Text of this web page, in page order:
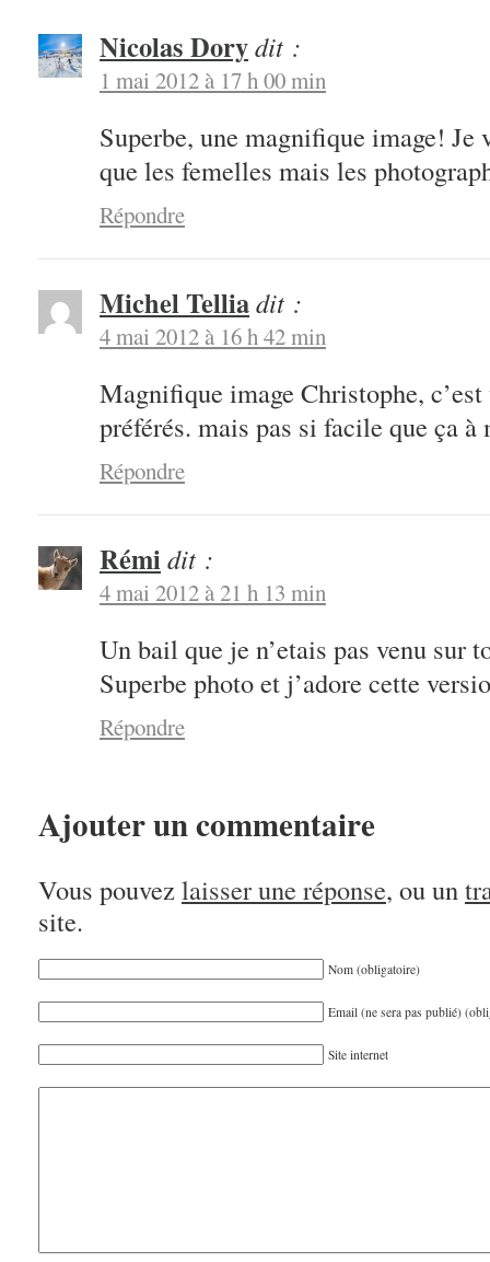
Nicolas Dorydit :
1 mai 2012 à 17 h 00 min
Superbe, une magnifique image! Je
que les femelles mais les
Répondre
Michel Telliadit :
4 mai 2012 à 16 h 42 min
Magnifique image Christophe, c’est
préférés. mais pas si facile que ça à
Répondre
Rémidit :
4 mai 2012 à 21 h 13 min
Un bail que je n’etais pas venu sur
Superbe photo et j’adore cette
Répondre
Ajouter un commentaire
Vous pouvez laisser une réponse, ou un
site.
Nom (obligatoire)
Email (ne sera pas publié)
Site internet